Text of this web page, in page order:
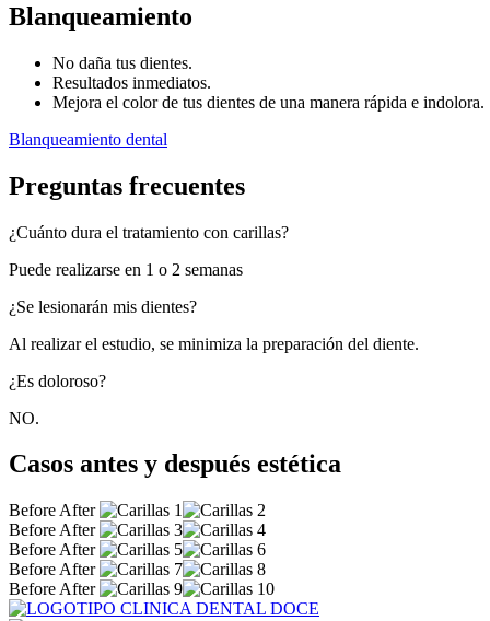
Blanqueamiento
No daña tus dientes.
Resultados inmediatos.
Mejora el color de tus dientes de una manera rápida e indolora.
Blanqueamiento dental
Preguntas frecuentes
¿Cuánto dura el tratamiento con carillas?
Puede realizarse en 1 o 2 semanas
¿Se lesionarán mis dientes?
Al realizar el estudio, se minimiza la preparación del diente.
¿Es doloroso?
NO.
Casos antes y después estética
Before After
Before After
Before After
Before After
Before After